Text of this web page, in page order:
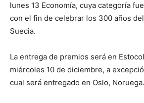
lunes 13 Economía, cuya categoría
con el fin de celebrar los 300 años
Suecia.
La entrega de premios será en
miércoles 10 de diciembre, a
cual será entregado en Oslo, Noruega.